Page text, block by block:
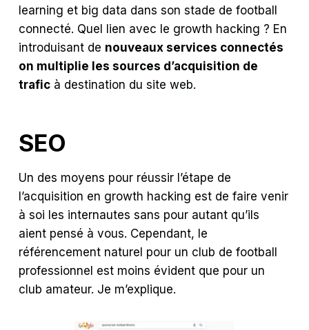
learning et big data dans son stade de football
connecté. Quel lien avec le growth hacking ? En
introduisant de nouveaux services connectés
on multiplie les sources d’acquisition de
trafic à destination du site web.
SEO
Un des moyens pour réussir l’étape de
l’acquisition en growth hacking est de faire venir
à soi les internautes sans pour autant qu’ils
aient pensé à vous. Cependant, le
référencement naturel pour un club de football
professionnel est moins évident que pour un
club amateur. Je m’explique.